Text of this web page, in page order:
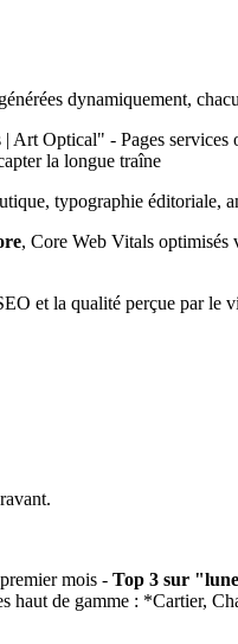
générées dynamiquement,
Optical" - Pages
la longue traîne
typographie éditoriale,
, Core Web Vitals
et la qualité perçue par le
mois - Top 3 sur
haut de gamme : *Cartier,